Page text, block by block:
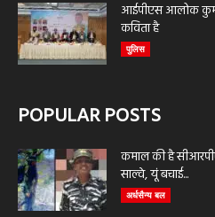
आईपीएस आलोक
कविता है
पुलिस
POPULAR POSTS
कमाल की है
साल्वे, यूं बचाई...
अर्धसैन्य बल